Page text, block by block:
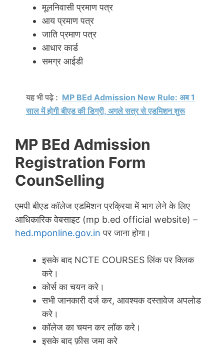
मूलनिवासी प्रमाण पत्र
आय प्रमाण पत्र
जाति प्रमाण पत्र
आधार कार्ड
समग्र आईडी
यह भी पढ़े : MP BEd Admission New Rule: अब 1
साल में होगी बीएड की डिग्री, अगले सत्र से एडमिशन शुरू
MP BEd Admission
Registration Form
CounSelling
एमपी बीएड कॉलेज एडमिशन प्रक्रिया में भाग लेने के लिए
आधिकारिक वेबसाइट (mp b.ed official website) –
hed.mponline.gov.in पर जाना होगा।
इसके बाद NCTE COURSES लिंक पर क्लिक
करे।
कोर्स का चयन करे।
सभी जानकारी दर्ज कर, आवश्यक दस्तावेज अपलोड
करे।
कॉलेज का चयन कर लॉक करे।
इसके बाद फ़ीस जमा करे